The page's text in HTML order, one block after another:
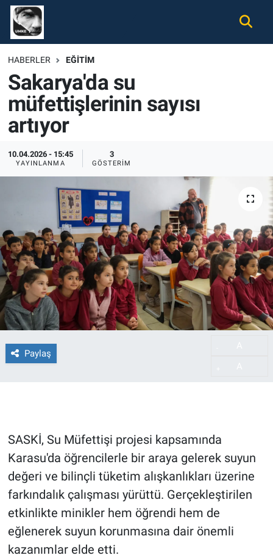
HABERLER EĞITIM
Sakarya'da su
müfettişlerinin sayısı
artıyor
10.04.2026 - 15:45
YAYINLANMA
3
GÖSTERIM
Paylaş
SASKİ, Su Müfettişi projesi kapsamında
Karasu'da öğrencilerle bir araya gelerek suyun
değeri ve bilinçli tüketim alışkanlıkları üzerine
farkındalık çalışması yürüttü. Gerçekleştirilen
etkinlikte minikler hem öğrendi hem de
eğlenerek suyun korunmasına dair önemli
kazanımlar elde etti.
Gündem
Ekonomi
Spor
Magazin
Tüm Haberler
İletişim
Künye
Nöbetçi Eczaneler
Hava Durumu
Namaz Vakitleri
Trafik Durumu
Süper Lig Puan Durumu ve Fikstür
Tüm Manşetler
Son Dakika Haberleri
Haber Arşivi